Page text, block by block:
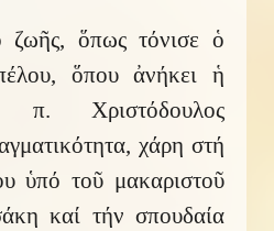
ζωῆς, ὅπως τόνισε ὁ
ὅπου ἀνήκει ἡ
π. Χριστόδουλος
χάρη στή
ὑπό τοῦ μακαριστοῦ
καί τήν σπουδαία